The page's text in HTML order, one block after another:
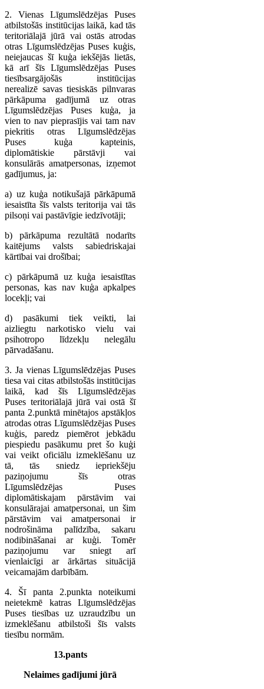
2. Vienas Līgumslēdzējas Puses
atbilstošās institūcijas laikā, kad tās
teritoriālajā jūrā vai ostās atrodas
otras Līgumslēdzējas Puses kuģis,
neiejaucas šī kuģa iekšējās lietās,
kā arī šīs Līgumslēdzējas Puses
tiesībsargājošās institūcijas
nerealizē savas tiesiskās pilnvaras
pārkāpuma gadījumā uz otras
Līgumslēdzējas Puses kuģa, ja
vien to nav pieprasījis vai tam nav
piekritis otras Līgumslēdzējas
Puses kuģa kapteinis,
diplomātiskie pārstāvji vai
konsulārās amatpersonas, izņemot
gadījumus, ja:
a) uz kuģa notikušajā pārkāpumā
iesaistīta šīs valsts teritorija vai tās
pilsoņi vai pastāvīgie iedzīvotāji;
b) pārkāpuma rezultātā nodarīts
kaitējums valsts sabiedriskajai
kārtībai vai drošībai;
c) pārkāpumā uz kuģa iesaistītas
personas, kas nav kuģa apkalpes
locekļi; vai
d) pasākumi tiek veikti, lai
aizliegtu narkotisko vielu vai
psihotropo līdzekļu nelegālu
pārvadāšanu.
3. Ja vienas Līgumslēdzējas Puses
tiesa vai citas atbilstošās institūcijas
laikā, kad šīs Līgumslēdzējas
Puses teritoriālajā jūrā vai ostā šī
panta 2.punktā minētajos apstākļos
atrodas otras Līgumslēdzējas Puses
kuģis, paredz piemērot jebkādu
piespiedu pasākumu pret šo kuģi
vai veikt oficiālu izmeklēšanu uz
tā, tās sniedz iepriekšēju
paziņojumu šīs otras
Līgumslēdzējas Puses
diplomātiskajam pārstāvim vai
konsulārajai amatpersonai, un šim
pārstāvim vai amatpersonai ir
nodrošināma palīdzība, sakaru
nodibināšanai ar kuģi. Tomēr
paziņojumu var sniegt arī
vienlaicīgi ar ārkārtas situācijā
veicamajām darbībām.
4. Šī panta 2.punkta noteikumi
neietekmē katras Līgumslēdzējas
Puses tiesības uz uzraudzību un
izmeklēšanu atbilstoši šīs valsts
tiesību normām.
13.pants
Nelaimes gadījumi jūrā